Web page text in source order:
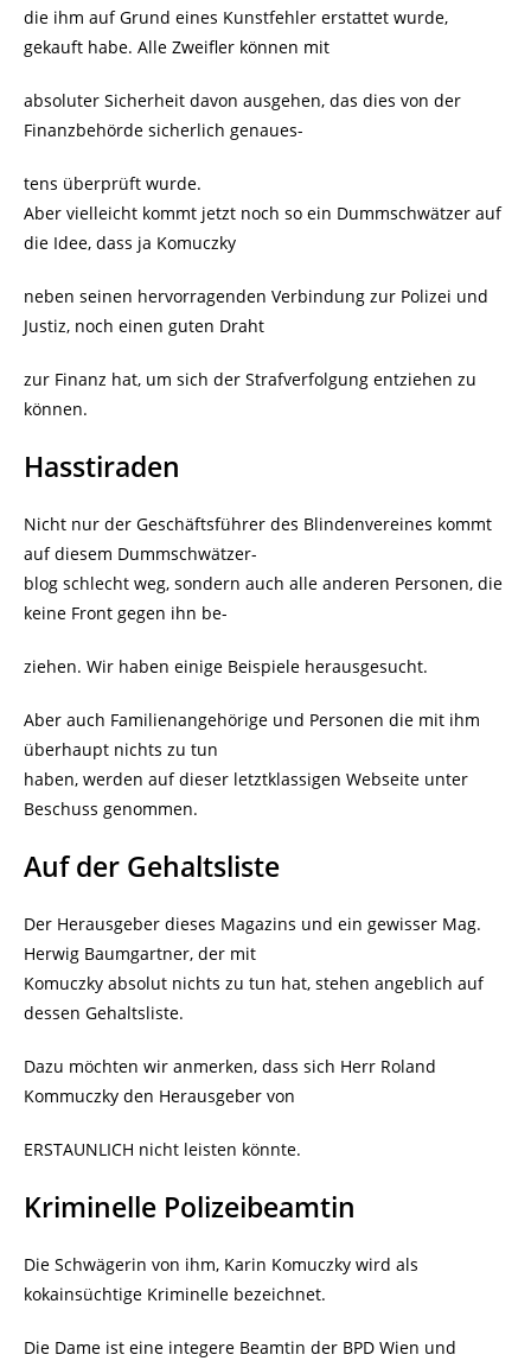
die ihm auf Grund eines Kunstfehler erstattet wurde,
gekauft habe. Alle Zweifler können mit
absoluter Sicherheit davon ausgehen, das dies von der
Finanzbehörde sicherlich genaues-
tens überprüft wurde.
Aber vielleicht kommt jetzt noch so ein Dummschwätzer auf
die Idee, dass ja Komuczky
neben seinen hervorragenden Verbindung zur Polizei und
Justiz, noch einen guten Draht
zur Finanz hat, um sich der Strafverfolgung entziehen zu
können.
Hasstiraden
Nicht nur der Geschäftsführer des Blindenvereines kommt
auf diesem Dummschwätzer-
blog schlecht weg, sondern auch alle anderen Personen, die
keine Front gegen ihn be-
ziehen. Wir haben einige Beispiele herausgesucht.
Aber auch Familienangehörige und Personen die mit ihm
überhaupt nichts zu tun
haben, werden auf dieser letztklassigen Webseite unter
Beschuss genommen.
Auf der Gehaltsliste
Der Herausgeber dieses Magazins und ein gewisser Mag.
Herwig Baumgartner, der mit
Komuczky absolut nichts zu tun hat, stehen angeblich auf
dessen Gehaltsliste.
Dazu möchten wir anmerken, dass sich Herr Roland
Kommuczky den Herausgeber von
ERSTAUNLICH nicht leisten könnte.
Kriminelle Polizeibeamtin
Die Schwägerin von ihm, Karin Komuczky wird als
kokainsüchtige Kriminelle bezeichnet.
Die Dame ist eine integere Beamtin der BPD Wien und